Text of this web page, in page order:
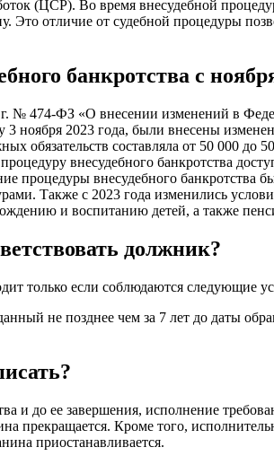
(ЦСР). Во время внесудебной
Это отличие от судебной процедуры
банкротства с
№ 474-ФЗ «О внесении изменений в
ноября 2023 года, были внесены
обязательств составляла от 50 000
внесудебного банкротства
процедуры внесудебного
Также с 2023 года изменились
и воспитанию детей, а также
должник?
только если соблюдаются следующие
не позднее чем за 7 лет до даты
и до ее завершения, исполнение
прекращается. Кроме того,
приостанавливается.